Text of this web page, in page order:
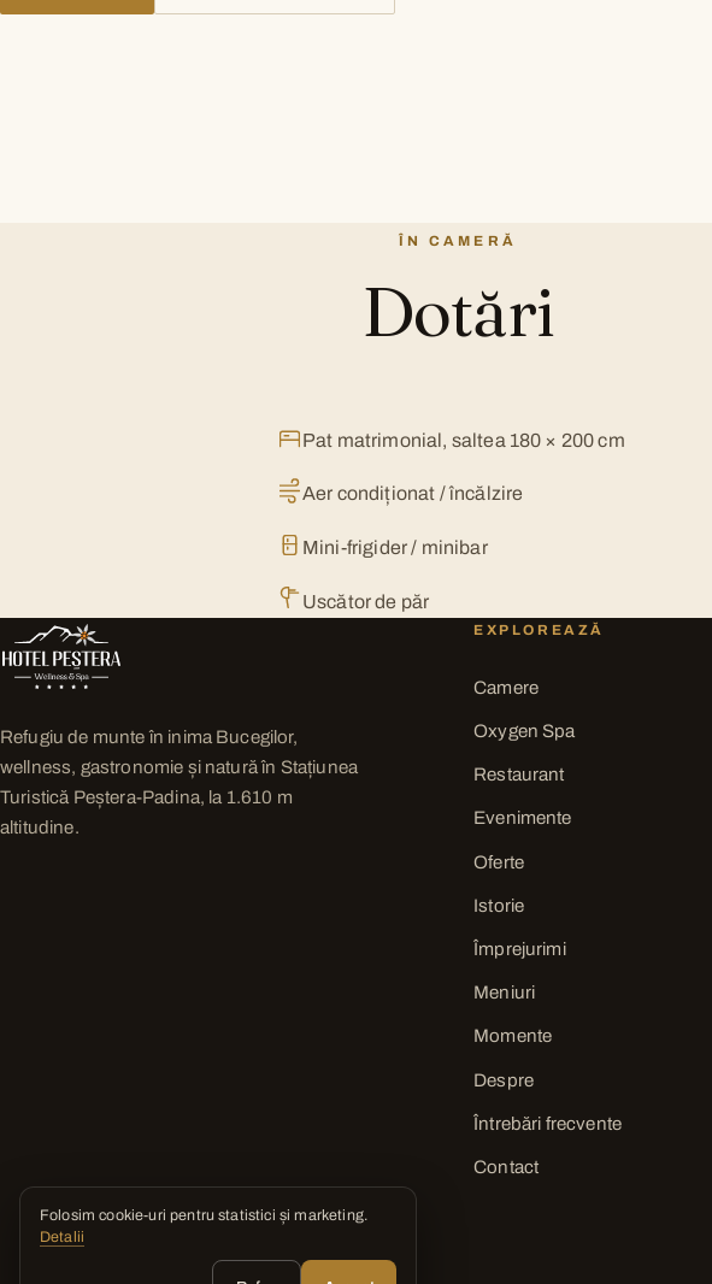
ÎN CAMERĂ
Dotări
Pat matrimonial, saltea 180 × 200 cm
Aer condiționat / încălzire
Mini-frigider / minibar
Uscător de păr
Refugiu de munte în inima Bucegilor,
wellness, gastronomie și natură în Stațiunea
Turistică Peștera-Padina, la 1.610 m
altitudine.
EXPLOREAZĂ
Camere
Oxygen Spa
Restaurant
Evenimente
Oferte
Istorie
Împrejurimi
Meniuri
Momente
Despre
Întrebări frecvente
Contact
Folosim cookie-uri pentru statistici și marketing.
Detalii